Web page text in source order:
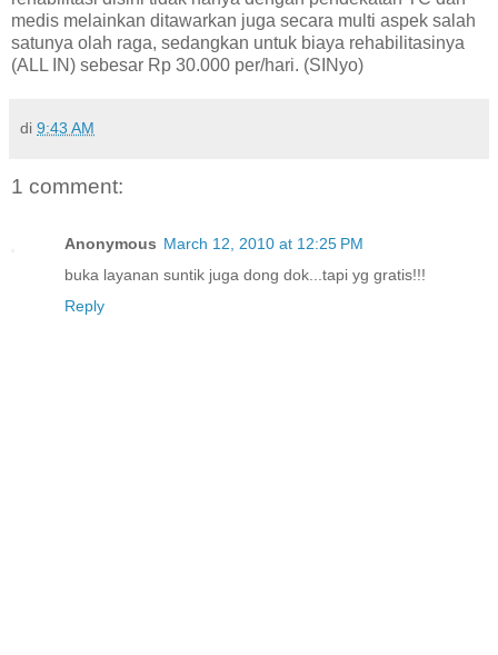
medis melainkan ditawarkan juga secara multi aspek salah
satunya olah raga, sedangkan untuk biaya rehabilitasinya
(ALL IN) sebesar Rp 30.000 per/hari. (SINyo)
di 9:43 AM
1 comment:
Anonymous March 12, 2010 at 12:25 PM
buka layanan suntik juga dong dok...tapi yg gratis!!!
Reply